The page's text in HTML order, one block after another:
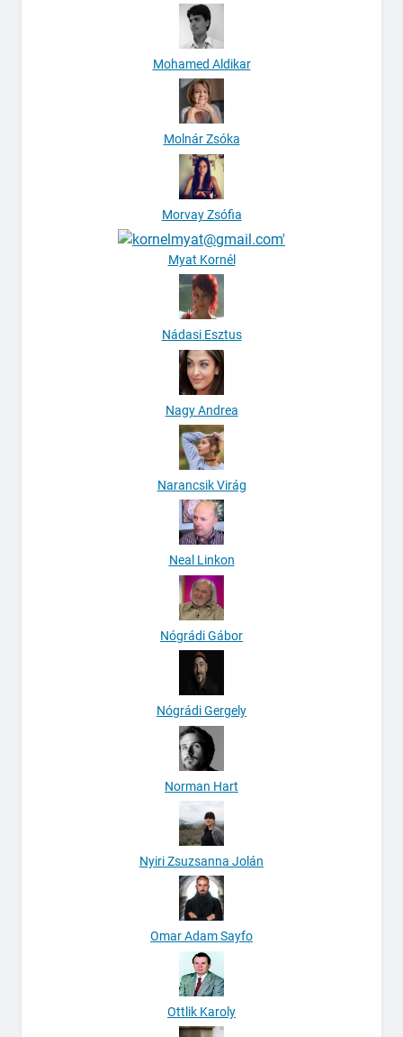
Mohamed Aldikar
Molnár Zsóka
Morvay Zsófia
Myat Kornél
Nádasi Esztus
Nagy Andrea
Narancsik Virág
Neal Linkon
Nógrádi Gábor
Nógrádi Gergely
Norman Hart
Nyiri Zsuzsanna Jolán
Omar Adam Sayfo
Ottlik Karoly